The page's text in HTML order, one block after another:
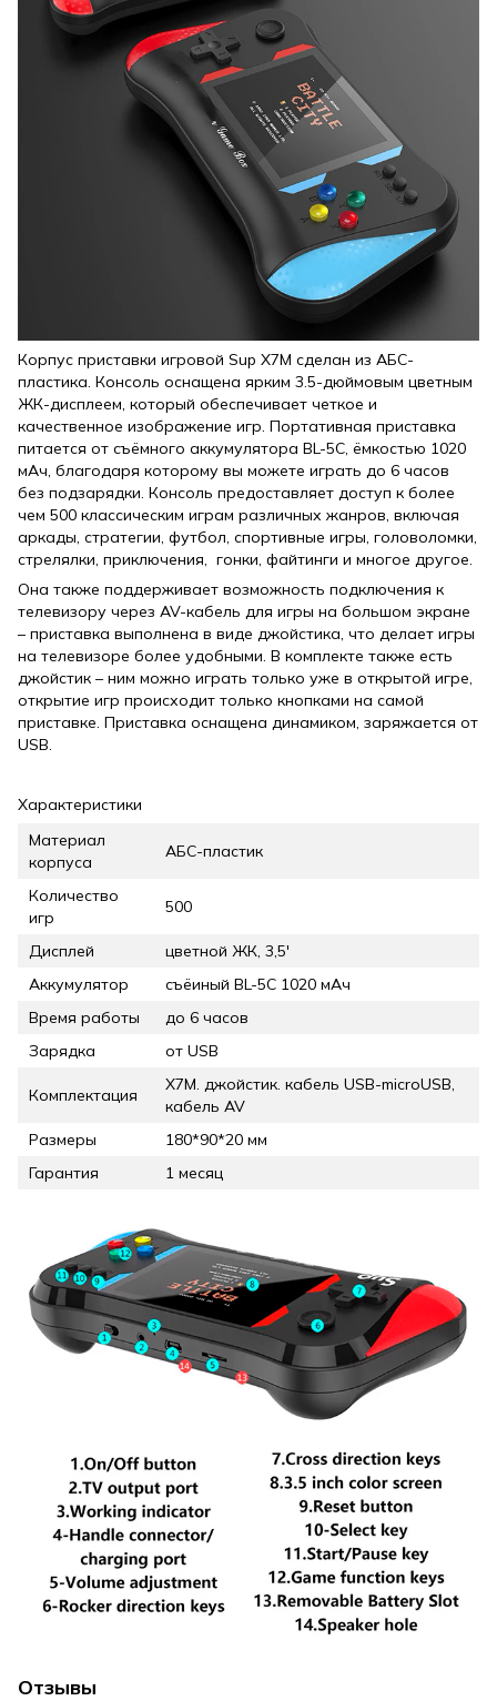
Корпус приставки игровой Sup X7M сделан из АБС-
пластика. Консоль оснащена ярким 3.5-дюймовым цветным
ЖК-дисплеем, который обеспечивает четкое и
качественное изображение игр. Портативная приставка
питается от съёмного аккумулятора BL-5C, ёмкостью 1020
мАч, благодаря которому вы можете играть до 6 часов
без подзарядки. Консоль предоставляет доступ к более
чем 500 классическим играм различных жанров, включая
аркады, стратегии, футбол, спортивные игры, головоломки,
стрелялки, приключения, гонки, файтинги и многое другое.
Она также поддерживает возможность подключения к
телевизору через AV-кабель для игры на большом экране
– приставка выполнена в виде джойстика, что делает игры
на телевизоре более удобными. В комплекте также есть
джойстик – ним можно играть только уже в открытой игре,
открытие игр происходит только кнопками на самой
приставке. Приставка оснащена динамиком, заряжается от
USB.
Характеристики
Материал
корпуса
АБС-пластик
Количество
игр
500
Дисплей
цветной ЖК, 3,5'
Аккумулятор
съёиный BL-5C 1020 мАч
Время работы
до 6 часов
Зарядка
от USB
Комплектация
X7M. джойстик. кабель USB-microUSB,
кабель AV
Размеры
180*90*20 мм
Гарантия
1 месяц
Отзывы